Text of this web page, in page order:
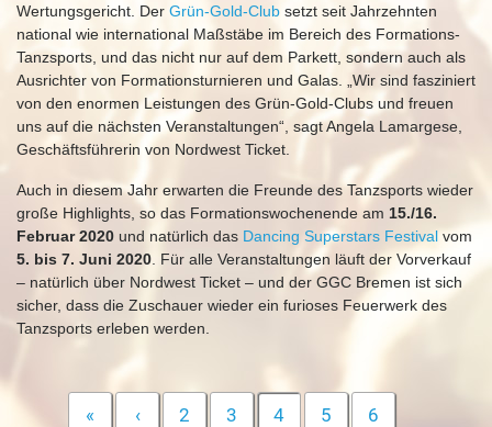
Wertungsgericht. Der Grün-Gold-Club setzt seit Jahrzehnten
national wie international Maßstäbe im Bereich des Formations-
Tanzsports, und das nicht nur auf dem Parkett, sondern auch als
Ausrichter von Formationsturnieren und Galas. „Wir sind fasziniert
von den enormen Leistungen des Grün-Gold-Clubs und freuen
uns auf die nächsten Veranstaltungen“, sagt Angela Lamargese,
Geschäftsführerin von Nordwest Ticket.
Auch in diesem Jahr erwarten die Freunde des Tanzsports wieder
große Highlights, so das Formationswochenende am 15./16.
Februar 2020 und natürlich das Dancing Superstars Festival vom
5. bis 7. Juni 2020 . Für alle Veranstaltungen läuft der Vorverkauf
– natürlich über Nordwest Ticket – und der GGC Bremen ist sich
sicher, dass die Zuschauer wieder ein furioses Feuerwerk des
Tanzsports erleben werden.
« ‹ 2 3 4 5
6